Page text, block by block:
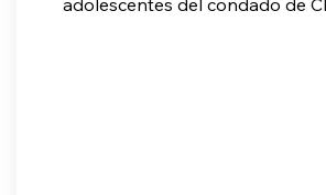
adolescentes del condado de